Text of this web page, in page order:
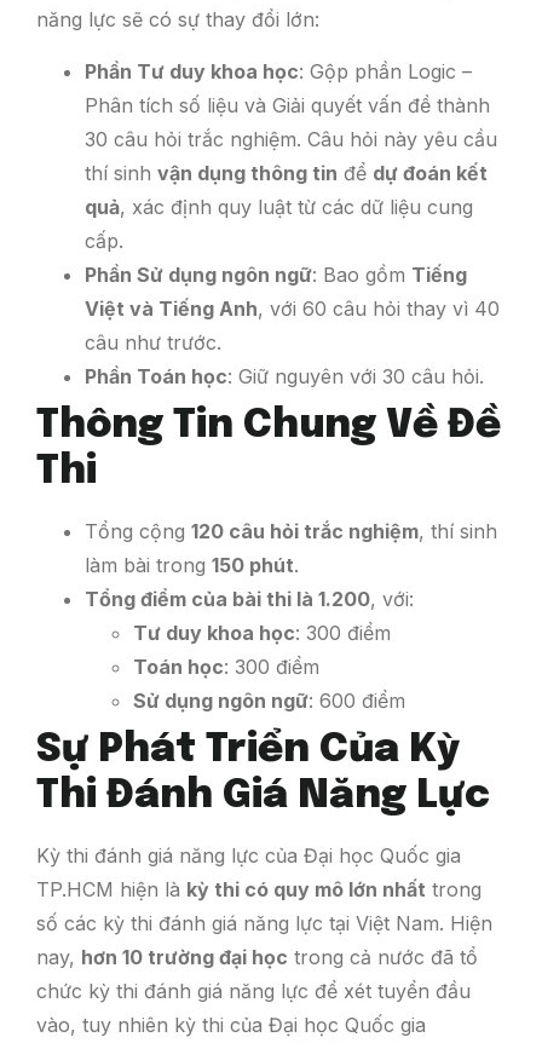
năng lực sẽ có sự thay đổi lớn:
Phần Tư duy khoa học: Gộp phần Logic –
Phân tích số liệu và Giải quyết vấn đề thành
30 câu hỏi trắc nghiệm. Câu hỏi này yêu cầu
thí sinh vận dụng thông tin để dự đoán kết
quả, xác định quy luật từ các dữ liệu cung
cấp.
Phần Sử dụng ngôn ngữ: Bao gồm Tiếng
Việt và Tiếng Anh, với 60 câu hỏi thay vì 40
câu như trước.
Phần Toán học: Giữ nguyên với 30 câu hỏi.
Thông Tin Chung Về Đề
Thi
Tổng cộng 120 câu hỏi trắc nghiệm, thí sinh
làm bài trong 150 phút.
Tổng điểm của bài thi là 1.200, với:
Tư duy khoa học: 300 điểm
Toán học: 300 điểm
Sử dụng ngôn ngữ: 600 điểm
Sự Phát Triển Của Kỳ
Thi Đánh Giá Năng Lực
Kỳ thi đánh giá năng lực của Đại học Quốc gia
TP.HCM hiện là kỳ thi có quy mô lớn nhất trong
số các kỳ thi đánh giá năng lực tại Việt Nam. Hiện
nay, hơn 10 trường đại học trong cả nước đã tổ
chức kỳ thi đánh giá năng lực để xét tuyển đầu
vào, tuy nhiên kỳ thi của Đại học Quốc gia